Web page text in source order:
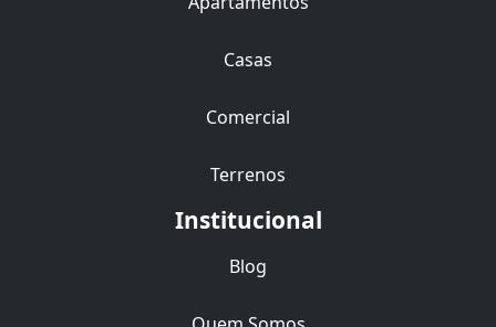
Casas
Comercial
Terrenos
Institucional
Blog